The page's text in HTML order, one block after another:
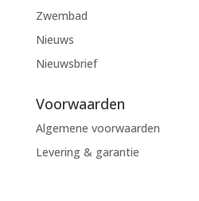
Zwembad
Nieuws
Nieuwsbrief
Voorwaarden
Algemene voorwaarden
Levering & garantie